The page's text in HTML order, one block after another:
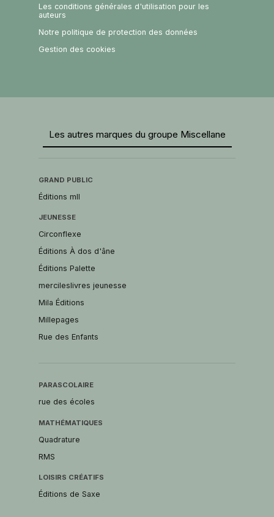
Les conditions générales d'utilisation pour les
auteurs
Notre politique de protection des données
Gestion des cookies
Les autres marques du groupe Miscellane
GRAND PUBLIC
Éditions mll
JEUNESSE
Circonflexe
Éditions À dos d'âne
Éditions Palette
mercileslivres jeunesse
Mila Éditions
Millepages
Rue des Enfants
PARASCOLAIRE
rue des écoles
MATHÉMATIQUES
Quadrature
RMS
LOISIRS CRÉATIFS
Éditions de Saxe